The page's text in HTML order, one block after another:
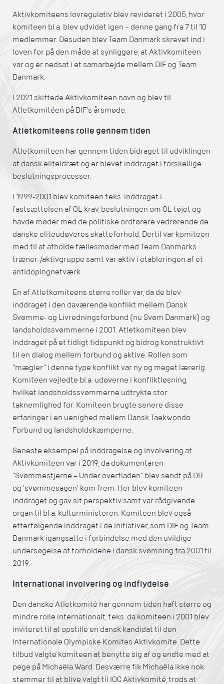
Aktivkomiteens lovregulativ blev revideret i 2005, hvor
komiteen bl.a. blev udvidet igen – denne gang fra 7 til 10
medlemmer. Desuden blev Team Danmark skrevet ind i
loven for på den måde at synliggøre, at Aktivkomiteen
var og er nedsat i et samarbejde mellem DIF og Team
Danmark.
I 2021 skiftede Aktivkomiteen navn og blev til
Atletkomitéen på DIF’s årsmøde.
Atletkomiteens rolle gennem tiden
Atletkomiteen har gennem tiden bidraget til udviklingen
af dansk eliteidræt og er blevet inddraget i forskellige
beslutningsprocesser.
I 1999-2001 blev komiteen f.eks. inddraget i
fastsættelsen af OL-krav, beslutningen om OL-tøjet og
havde møder med de politiske ordførere vedrørende de
danske eliteudøveres skatteforhold. Dertil var komiteen
med til at afholde fællesmøder med Team Danmarks
træner-/aktivgruppe samt var aktiv i etableringen af et
antidopingnetværk.
En af Atletkomiteens større roller var, da de blev
inddraget i den daværende konflikt mellem Dansk
Svømme- og Livredningsforbund (nu Svøm Danmark) og
landsholdssvømmerne i 2001. Atletkomiteen blev
inddraget på et tidligt tidspunkt og bidrog konstruktivt
til en dialog mellem forbund og aktive. Rollen som
”mægler” i denne type konflikt var ny og meget lærerig.
Komiteen vejledte bl.a. udøverne i konfliktløsning,
hvilket landsholdssvømmerne udtrykte stor
taknemlighed for. Komiteen brugte senere disse
erfaringer i en uenighed mellem Dansk Taekwondo
Forbund og landsholdskæmperne.
Seneste eksempel på inddragelse og involvering af
Aktivkomiteen var i 2019, da dokumentaren
”Svømmestjerne – Under overfladen” blev sendt på DR
og ’svømmesagen’ kom frem. Her blev komiteen
inddraget og gav sit perspektiv samt var rådgivende
organ til bl.a. kulturministeren. Komiteen blev også
efterfølgende inddraget i de initiativer, som DIF og Team
Danmark igangsatte i forbindelse med den uvildige
undersøgelse af forholdene i dansk svømning fra 2001 til
2019.
International involvering og indflydelse
Den danske Atletkomité har gennem tiden haft større og
mindre rolle internationalt, f.eks. da komiteen i 2001 blev
inviteret til at opstille en dansk kandidat til den
Internationale Olympiske Komites Aktivkomite. Dette
tilbud valgte komiteen at benytte sig af og endte med at
pege på Michaëla Ward. Desværre fik Michaëla ikke nok
stemmer til at blive valgt til IOC Aktivkomité, trods at